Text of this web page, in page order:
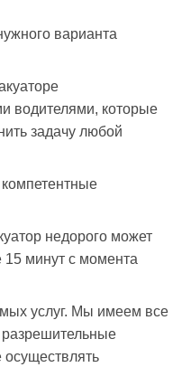
варианта
водителями, которые
задачу любой
недорого может
15 минут с момента
услуг. Мы имеем все